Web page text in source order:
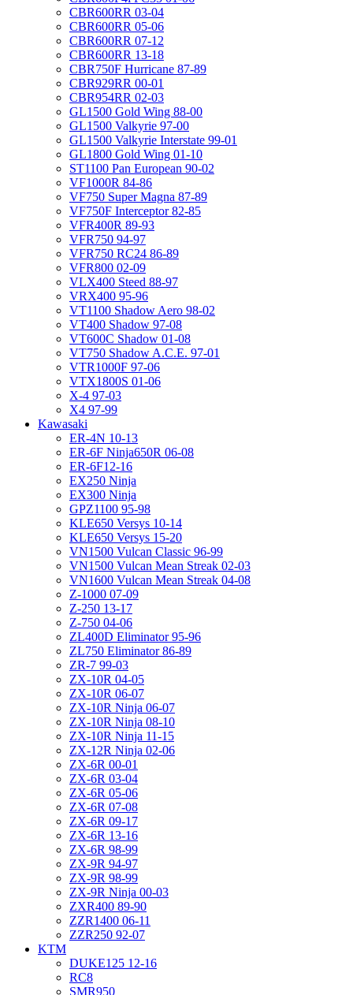
CBR600RR 03-04
CBR600RR 05-06
CBR600RR 07-12
CBR600RR 13-18
CBR750F Hurricane 87-89
CBR929RR 00-01
CBR954RR 02-03
GL1500 Gold Wing 88-00
GL1500 Valkyrie 97-00
GL1500 Valkyrie Interstate 99-01
GL1800 Gold Wing 01-10
ST1100 Pan European 90-02
VF1000R 84-86
VF750 Super Magna 87-89
VF750F Interceptor 82-85
VFR400R 89-93
VFR750 94-97
VFR750 RC24 86-89
VFR800 02-09
VLX400 Steed 88-97
VRX400 95-96
VT1100 Shadow Aero 98-02
VT400 Shadow 97-08
VT600C Shadow 01-08
VT750 Shadow A.C.E. 97-01
VTR1000F 97-06
VTX1800S 01-06
X-4 97-03
X4 97-99
Kawasaki
ER-4N 10-13
ER-6F Ninja650R 06-08
ER-6F12-16
EX250 Ninja
EX300 Ninja
GPZ1100 95-98
KLE650 Versys 10-14
KLE650 Versys 15-20
VN1500 Vulcan Classic 96-99
VN1500 Vulcan Mean Streak 02-03
VN1600 Vulcan Mean Streak 04-08
Z-1000 07-09
Z-250 13-17
Z-750 04-06
ZL400D Eliminator 95-96
ZL750 Eliminator 86-89
ZR-7 99-03
ZX-10R 04-05
ZX-10R 06-07
ZX-10R Ninja 06-07
ZX-10R Ninja 08-10
ZX-10R Ninja 11-15
ZX-12R Ninja 02-06
ZX-6R 00-01
ZX-6R 03-04
ZX-6R 05-06
ZX-6R 07-08
ZX-6R 09-17
ZX-6R 13-16
ZX-6R 98-99
ZX-9R 94-97
ZX-9R 98-99
ZX-9R Ninja 00-03
ZXR400 89-90
ZZR1400 06-11
ZZR250 92-07
KTM
DUKE125 12-16
RC8
SMR950